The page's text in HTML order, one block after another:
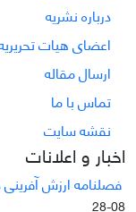
درباره نشریه
اعضای هیات
ارسال مقاله
تماس با ما
نقشه سایت
اخبار و اعلانات
فصلنامه ارزش
08-28